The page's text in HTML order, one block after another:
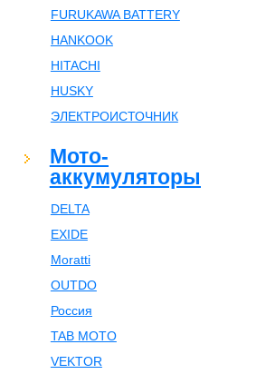
FURUKAWA BATTERY
HANKOOK
HITACHI
HUSKY
ЭЛЕКТРОИСТОЧНИК
Мото-
аккумуляторы
DELTA
EXIDE
Moratti
OUTDO
Россия
TAB MOTO
VEKTOR